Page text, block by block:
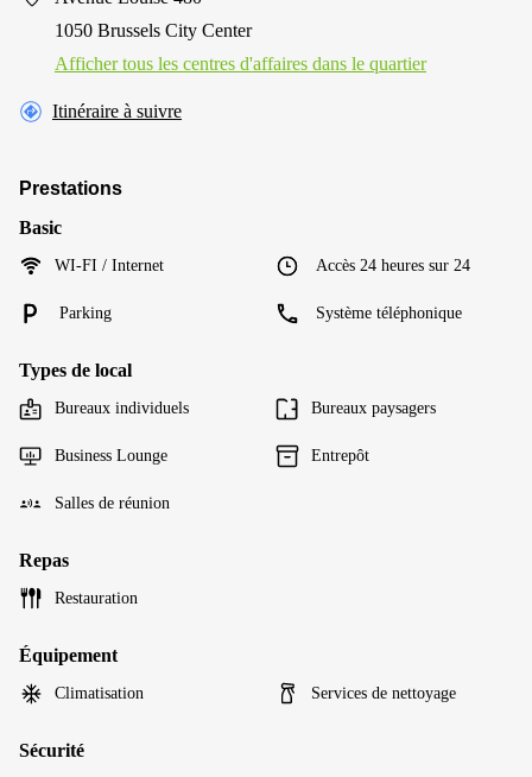
1050 Brussels City Center
Afficher tous les centres d'affaires dans le quartier
Itinéraire à suivre
Prestations
Basic
WI-FI / Internet Accès 24 heures sur 24
Parking Système téléphonique
Types de local
Bureaux individuels Bureaux paysagers
Business Lounge Entrepôt
Salles de réunion
Repas
Restauration
Équipement
Climatisation Services de nettoyage
Sécurité